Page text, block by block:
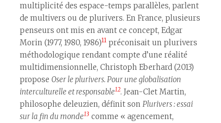
multiplicité des espace-temps parallèles, parlent
de multivers ou de plurivers. En France, plusieurs
penseurs ont mis en avant ce concept, Edgar
Morin (1977, 1980, 1986)11 préconisait un plurivers
méthodologique rendant compte d’une réalité
multidimensionnelle, Christoph Eberhard (2013)
propose Oser le plurivers. Pour une globalisation
interculturelle et responsable12. Jean-Clet Martin,
philosophe deleuzien, définit son Plurivers : essai
sur la fin du monde13 comme « agencement,